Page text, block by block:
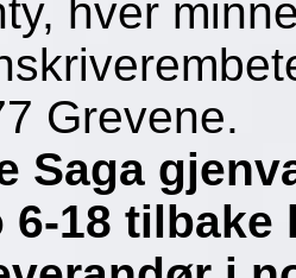
hver
Grevene.
Saga
18 tilbake